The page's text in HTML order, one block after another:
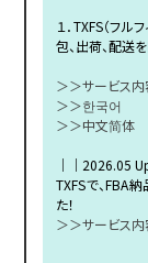
１．TXFS（フル
包、出荷、配送
＞＞サービス内
＞＞한국어
＞＞中文简体
｜｜2026.05
TXFSで、FBA
た！
＞＞サービス内